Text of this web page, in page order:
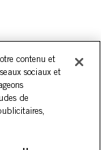
contenu et
sociaux et
de